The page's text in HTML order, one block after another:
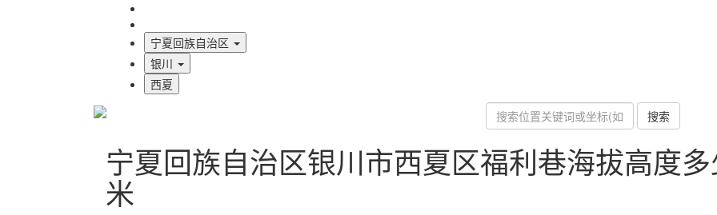
宁夏回族自治区
银川
西夏
搜索
宁夏回族自治区银川市西夏区福利巷海拔高度
米